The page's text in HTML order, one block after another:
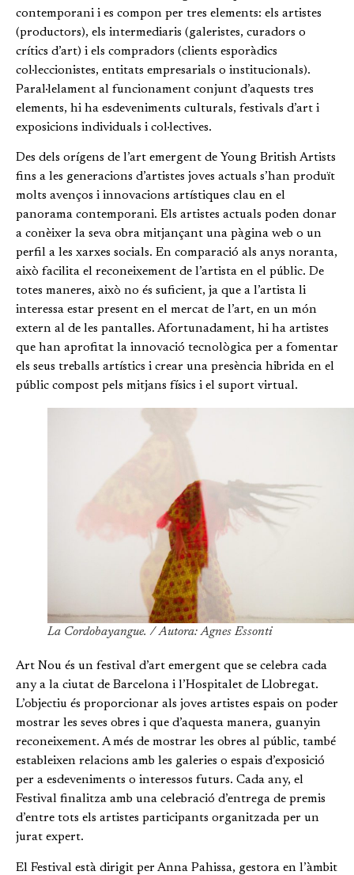
contemporani i es compon per tres elements: els artistes
(productors), els intermediaris (galeristes, curadors o
crítics d’art) i els compradors (clients esporàdics
col·leccionistes, entitats empresarials o institucionals).
Paral·lelament al funcionament conjunt d’aquests tres
elements, hi ha esdeveniments culturals, festivals d’art i
exposicions individuals i col·lectives.
Des dels orígens de l’art emergent de Young British Artists
fins a les generacions d’artistes joves actuals s’han produït
molts avenços i innovacions artístiques clau en el
panorama contemporani. Els artistes actuals poden donar
a conèixer la seva obra mitjançant una pàgina web o un
perfil a les xarxes socials. En comparació als anys noranta,
això facilita el reconeixement de l’artista en el públic. De
totes maneres, això no és suficient, ja que a l’artista li
interessa estar present en el mercat de l’art, en un món
extern al de les pantalles. Afortunadament, hi ha artistes
que han aprofitat la innovació tecnològica per a fomentar
els seus treballs artístics i crear una presència hibrida en el
públic compost pels mitjans físics i el suport virtual.
La Cordobayangue. / Autora: Agnes Essonti
Art Nou és un festival d’art emergent que se celebra cada
any a la ciutat de Barcelona i l’Hospitalet de Llobregat.
L’objectiu és proporcionar als joves artistes espais on poder
mostrar les seves obres i que d’aquesta manera, guanyin
reconeixement. A més de mostrar les obres al públic, també
estableixen relacions amb les galeries o espais d’exposició
per a esdeveniments o interessos futurs. Cada any, el
Festival finalitza amb una celebració d’entrega de premis
d’entre tots els artistes participants organitzada per un
jurat expert.
El Festival està dirigit per Anna Pahissa, gestora en l’àmbit